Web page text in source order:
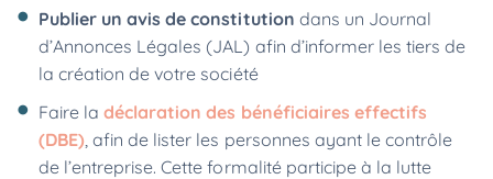
Publier un avis de constitution dans un Journal
d’Annonces Légales (JAL) afin d’informer les tiers de
la création de votre société
Faire ladéclaration des bénéficiaires effectifs
(DBE), afin de lister les personnes ayant le contrôle
de l’entreprise. Cette formalité participe à la lutte